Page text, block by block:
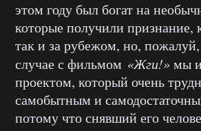
этом году был богат на
которые получили признание,
так и за рубежом, но,
случае с фильмом «Жги!»мы
проектом, который очень
самобытным и
потому что снявший его